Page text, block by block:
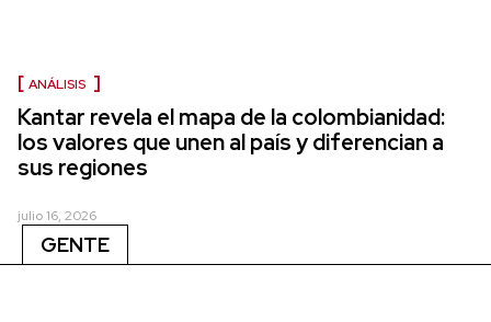
ANÁLISIS
Kantar revela el mapa de la colombianidad:
los valores que unen al país y diferencian a
sus regiones
julio 16, 2026
GENTE